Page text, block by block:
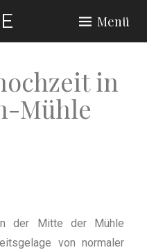
Menü
in
Mühle
der Mitte der Mühle
von normaler